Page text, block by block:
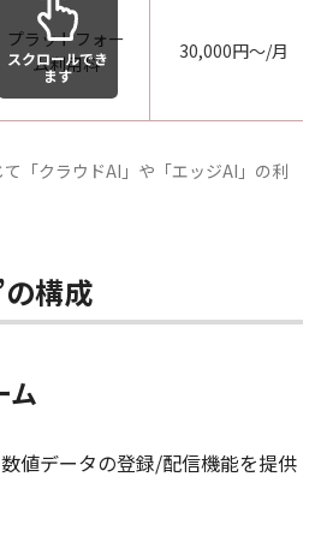
プラットフォー
ム利用料
30,000円～/月
スクロールでき
ます
「クラウドAI」や「エッジAI」の利
構成
ム
値データの登録/配信機能を提供